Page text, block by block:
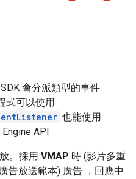
會分派類型的事件
式可以使用
也能使用
API
。採用 VMAP 時 (影片多重
告放送範本) 廣告 ，回應中